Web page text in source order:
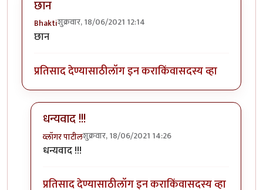
छान
Bhaktiशुक्रवार, 18/06/2021 12:14
छान
प्रतिसाद देण्यासाठीलॉग इन कराकिंवासदस्य व्हा
धन्यवाद !!!
व्लॉगर पाटीलशुक्रवार, 18/06/2021 14:26
In reply to
धन्यवाद !!!
प्रतिसाद देण्यासाठीलॉग इन कराकिंवासदस्य व्हा